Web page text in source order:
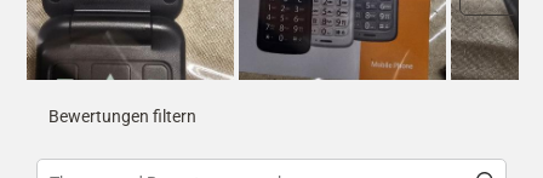
Bewertungen filtern